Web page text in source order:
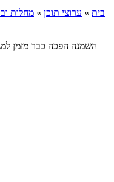
בית » ערוצי תוכן » מחלות
השמנה הפכה כבר מזמן